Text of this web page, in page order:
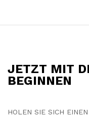
JETZT MIT
BEGINNEN
HOLEN SIE SICH